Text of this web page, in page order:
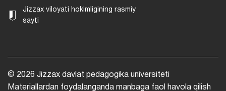
Jizzax viloyati hokimligining rasmiy
sayti
© 2026 Jizzax davlat pedagogika universiteti
Materiallardan foydalanganda manbaga faol havola qilish